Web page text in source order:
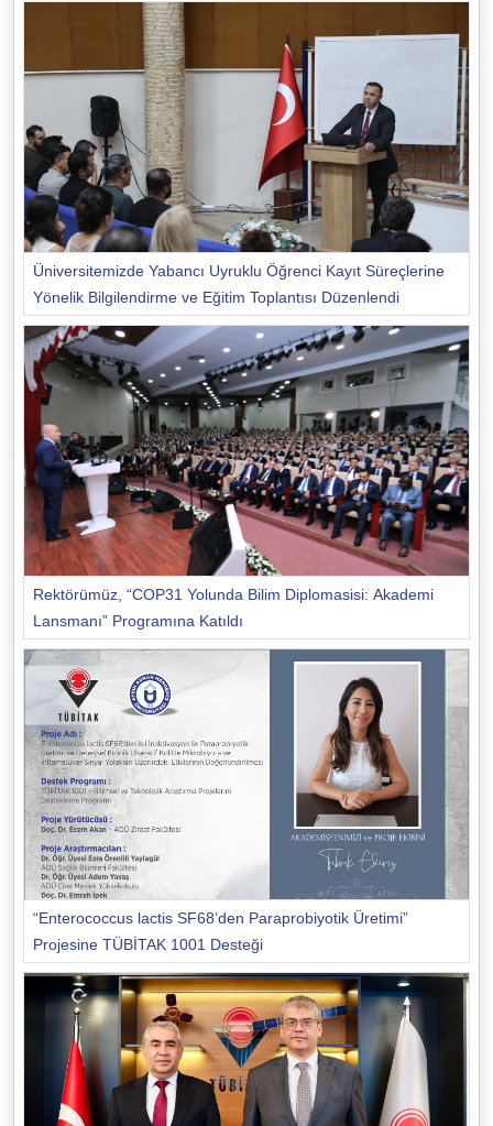
Üniversitemizde Yabancı Uyruklu Öğrenci Kayıt Süreçlerine
Yönelik Bilgilendirme ve Eğitim Toplantısı Düzenlendi
Rektörümüz, “COP31 Yolunda Bilim Diplomasisi: Akademi
Lansmanı” Programına Katıldı
“Enterococcus lactis SF68’den Paraprobiyotik Üretimi”
Projesine TÜBİTAK 1001 Desteği